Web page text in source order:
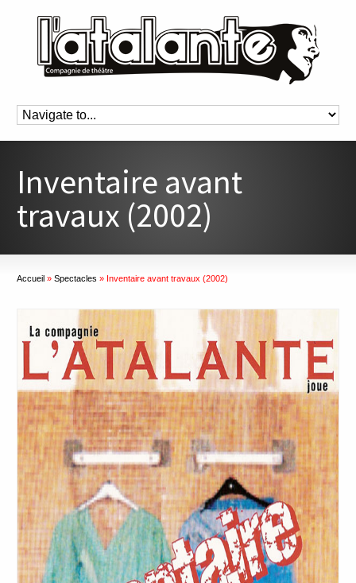
Inventaire avant
travaux (2002)
Accueil » Spectacles » Inventaire avant travaux (2002)